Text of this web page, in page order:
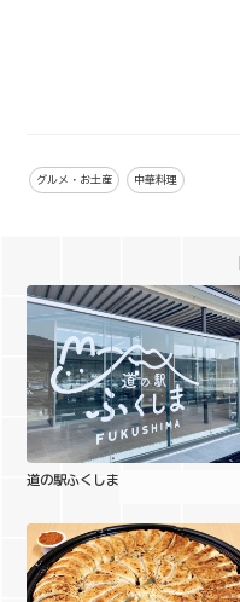
グルメ・お土産 中華料理
道の駅ふくしま